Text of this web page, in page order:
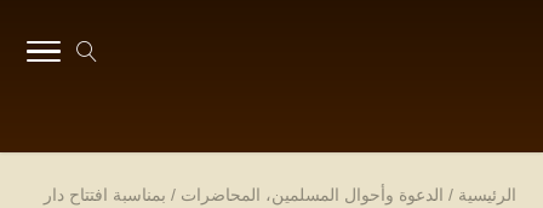
الرئيسية / الدعوة وأحوال المسلمين، المحاضرات / بمناسبة افتتاح دار